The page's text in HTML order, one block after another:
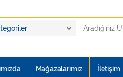
Mağazalarımız İletişim